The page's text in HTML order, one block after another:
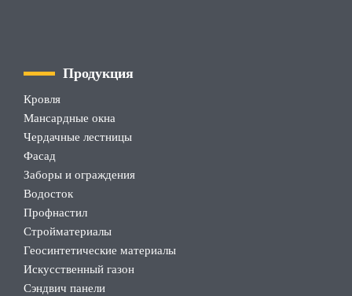
Продукция
Кровля
Мансардные окна
Чердачные лестницы
Фасад
Заборы и ограждения
Водосток
Профнастил
Стройматериалы
Геосинтетические материалы
Искусственный газон
Сэндвич панели